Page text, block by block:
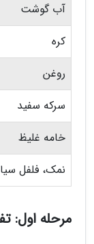
آب گوشت
کره
روغن
سرکه سفید
خامه غلیظ
نمک، فلفل
مرحله اول: